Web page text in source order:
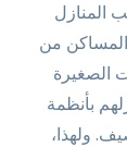
المنازل
المساكن من
الصغيرة
بأنظمة
ولهذا،